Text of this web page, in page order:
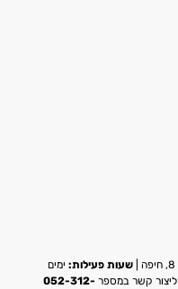
שעות פעילות: ימים
052-312-